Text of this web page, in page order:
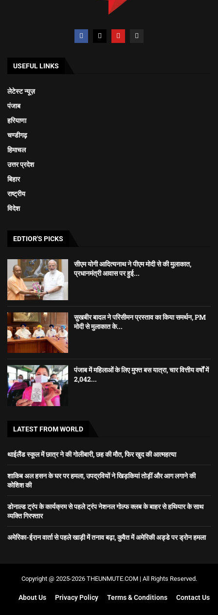
USEFUL LINKS
लेटेस्ट न्यूज़
पंजाब
हरियाणा
चण्डीगढ़
हिमाचल
उत्तर प्रदेश
बिहार
राष्ट्रीय
विदेश
EDTIOR'S PICKS
सीएम योगी आदित्यनाथ ने पीएम मोदी से की मुलाकात,
प्रधानमंत्री आवास पर हुई...
सुखबीर बादल ने परिसीमन प्रस्ताव का किया समर्थन, PM
मोदी से मुलाकात के...
पंजाब में महिलाओं के लिए मुफ्त बस यात्रा, चार वित्तीय वर्षों में
2,042...
LATEST FROM WORLD
थाईलैंड स्कूल में छात्र ने की गोलीबारी, छह की मौत, फिर खुद की आत्महत्या
शाकिब अल हसन के घर पर हमला, उपद्रवियों ने खिड़कियां तोड़ीं और आग लगाने की
कोशिश की
डोनाल्ड ट्रंप के कार्यक्रम से पहले ट्रंप नेशनल गोल्फ क्लब के बाहर से हथियार के साथ
व्यक्ति गिरफ्तार
अमेरिका-ईरान वार्ता से पहले खाड़ी में तनाव बढ़ा, कुवैत में अमेरिकी अड्डे पर ड्रोन हमला
Copyright @ 2025-2026 THEUNMUTE.COM | All Rights Reserved.
About Us Privacy Policy Terms & Conditions Contact Us